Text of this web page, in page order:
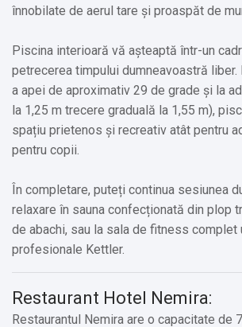
înnobilate de aerul tare și proaspăt de
Piscina interioară vă așteaptă într-un
petrecerea timpului dumneavoastră liber.
a apei de aproximativ 29 de grade și la
la 1,25 m trecere graduală la 1,55 m),
spațiu prietenos și recreativ atât pentru
pentru copii.
În completare, puteți continua sesiunea
relaxare în sauna confecționată din plop
de abachi, sau la sala de fitness complet
profesionale Kettler.
Restaurant Hotel Nemira:
Restaurantul Nemira are o capacitate de